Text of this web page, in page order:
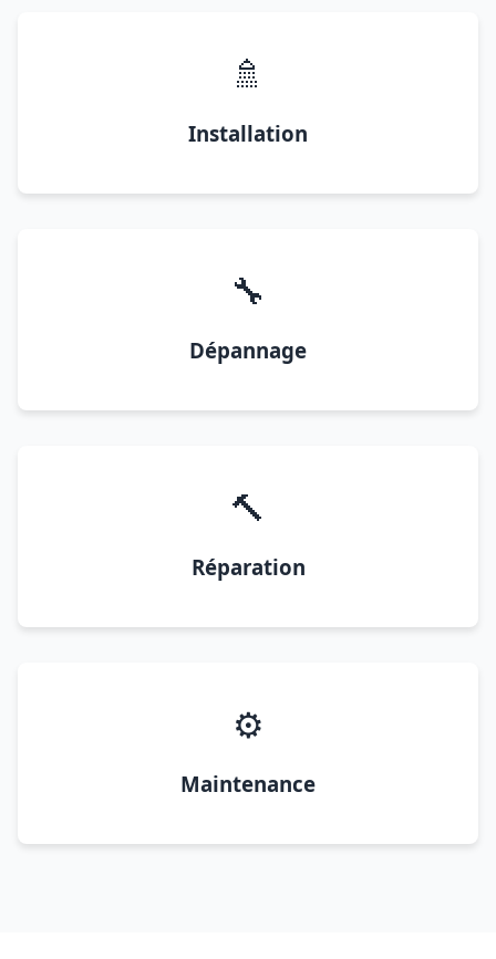
🚿
Installation
🔧
Dépannage
🔨
Réparation
⚙️
Maintenance